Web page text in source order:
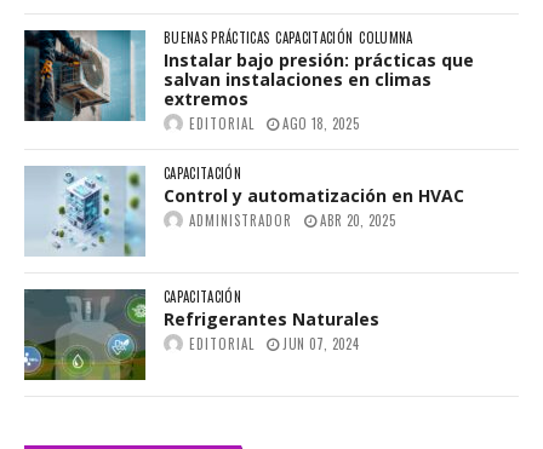
BUENAS PRÁCTICAS CAPACITACIÓN COLUMNA
Instalar bajo presión: prácticas que
salvan instalaciones en climas
extremos
EDITORIAL AGO 18, 2025
CAPACITACIÓN
Control y automatización en HVAC
ADMINISTRADOR ABR 20, 2025
CAPACITACIÓN
Refrigerantes Naturales
EDITORIAL JUN 07, 2024